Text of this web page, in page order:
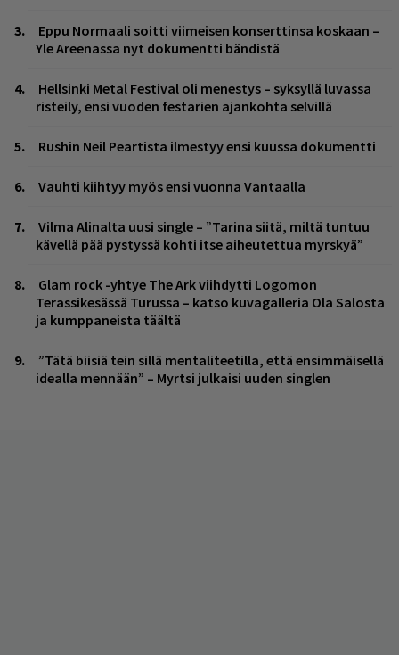
Eppu Normaali soitti viimeisen konserttinsa koskaan –
Yle Areenassa nyt dokumentti bändistä
Hellsinki Metal Festival oli menestys – syksyllä luvassa
risteily, ensi vuoden festarien ajankohta selvillä
Rushin Neil Peartista ilmestyy ensi kuussa dokumentti
Vauhti kiihtyy myös ensi vuonna Vantaalla
Vilma Alinalta uusi single – ”Tarina siitä, miltä tuntuu
kävellä pää pystyssä kohti itse aiheutettua myrskyä”
Glam rock -yhtye The Ark viihdytti Logomon
Terassikesässä Turussa – katso kuvagalleria Ola Salosta
ja kumppaneista täältä
”Tätä biisiä tein sillä mentaliteetilla, että ensimmäisellä
idealla mennään” – Myrtsi julkaisi uuden singlen